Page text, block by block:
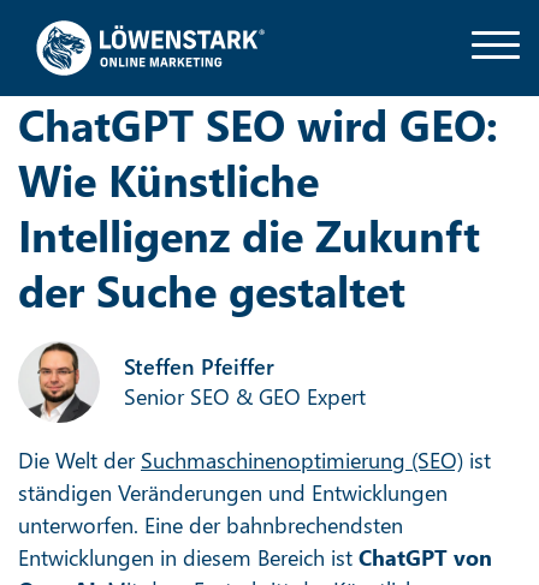
ChatGPT SEO wird GEO:
Wie Künstliche
Intelligenz die Zukunft
der Suche gestaltet
Steffen Pfeiffer
Senior SEO & GEO Expert
Die Welt der Suchmaschinenoptimierung (SEO) ist
ständigen Veränderungen und Entwicklungen
unterworfen. Eine der bahnbrechendsten
Entwicklungen in diesem Bereich ist ChatGPT von